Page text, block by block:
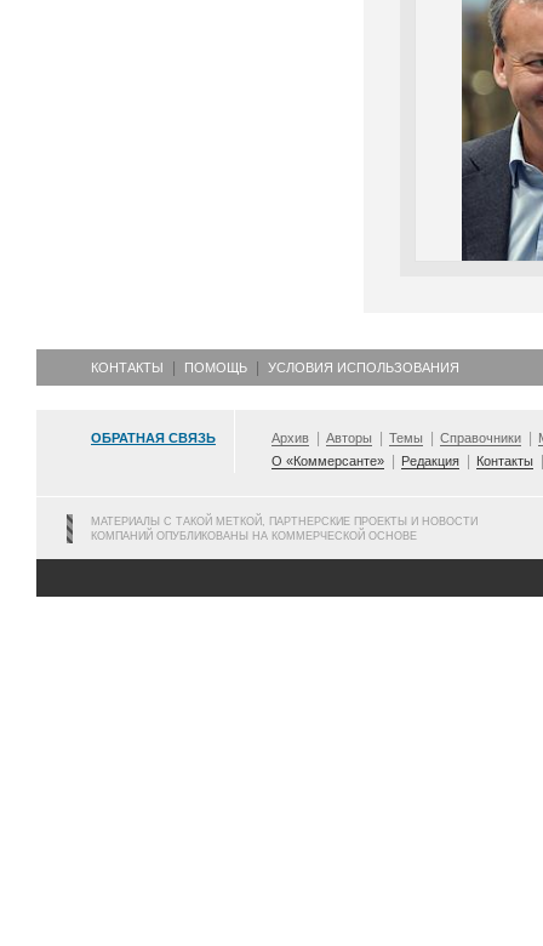
КОНТАКТЫ ПОМОЩЬ УСЛОВИЯ ИСПОЛЬЗОВАНИЯ
ОБРАТНАЯ СВЯЗЬ Архив Авторы Темы Справочники
О «Коммерсанте»
Редакция Контакты
МАТЕРИАЛЫ С ТАКОЙ МЕТКОЙ, ПАРТНЕРСКИЕ ПРОЕКТЫ И НОВОСТИ
КОМПАНИЙ ОПУБЛИКОВАНЫ НА КОММЕРЧЕСКОЙ ОСНОВЕ